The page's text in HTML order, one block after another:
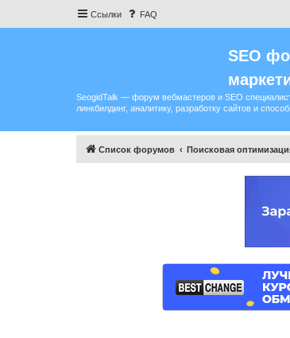
Ссылки FAQ
SEO
SeogidTalk — форум вебмастеров и SEO
линкбилдинг, аналитику, разработку сайтов и
Список форумов Поисковая